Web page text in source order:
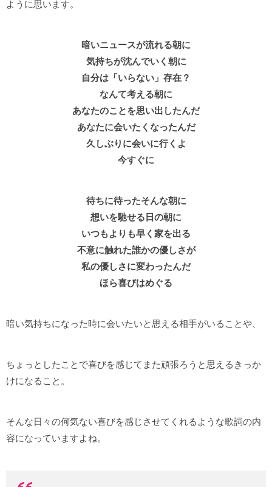
ように思います。
暗いニュースが流れる朝に
気持ちが沈んでいく朝に
自分は「いらない」存在？
なんて考える朝に
あなたのことを思い出したんだ
あなたに会いたくなったんだ
久しぶりに会いに行くよ
今すぐに
待ちに待ったそんな朝に
想いを馳せる日の朝に
いつもよりも早く家を出る
不意に触れた誰かの優しさが
私の優しさに変わったんだ
ほら喜びはめぐる
暗い気持ちになった時に会いたいと思える相手がいることや、
ちょっとしたことで喜びを感じてまた頑張ろうと思えるきっか
けになること。
そんな日々の何気ない喜びを感じさせてくれるような歌詞の内
容になっていますよね。